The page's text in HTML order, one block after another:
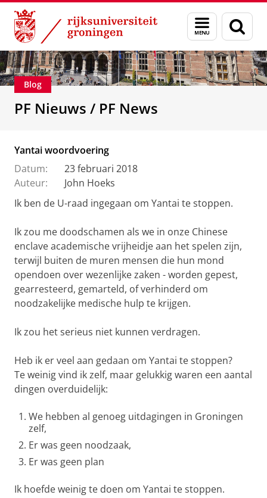
Skip
Content
Skip
Navigation
Menu
en
zoeken
Over ons De Personeelsfractie
Blog
PF Nieuws / PF News
Yantai woordvoering
Datum:
23 februari 2018
Auteur:
John Hoeks
Ik ben de U-raad ingegaan om Yantai te stoppen.
Ik zou me doodschamen als we in onze Chinese
enclave academische vrijheidje aan het spelen zijn,
terwijl buiten de muren mensen die hun mond
opendoen over wezenlijke zaken - worden gepest,
gearresteerd, gemarteld, of verhinderd om
noodzakelijke medische hulp te krijgen.
Ik zou het serieus niet kunnen verdragen.
Heb ik er veel aan gedaan om Yantai te stoppen?
Te weinig vind ik zelf, maar gelukkig waren een aantal
dingen overduidelijk:
We hebben al genoeg uitdagingen in Groningen
zelf,
Er was geen noodzaak,
Er was geen plan
Ik hoefde weinig te doen om Yantai te stoppen.